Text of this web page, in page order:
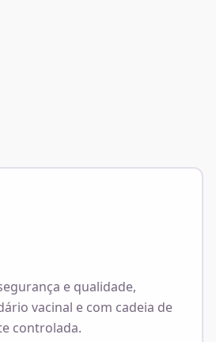
e qualidade,
vacinal e com cadeia de
controlada.